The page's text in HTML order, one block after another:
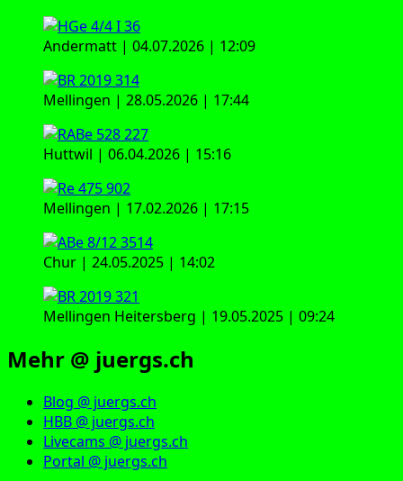
Andermatt | 04.07.2026 | 12:09
Mellingen | 28.05.2026 | 17:44
Huttwil | 06.04.2026 | 15:16
Mellingen | 17.02.2026 | 17:15
Chur | 24.05.2025 | 14:02
Mellingen Heitersberg | 19.05.2025 | 09:24
Mehr @ juergs.ch
Blog @ juergs.ch
HBB @ juergs.ch
Livecams @ juergs.ch
Portal @ juergs.ch